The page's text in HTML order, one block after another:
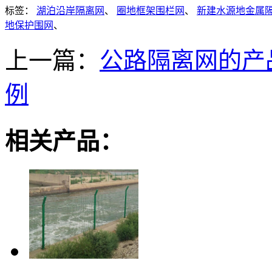
标签： 湖泊沿岸隔离网 、 圈地框架围栏网 、 新建水源地金属
地保护围网 、
上一篇： 公路隔离网的
例
相关产品：